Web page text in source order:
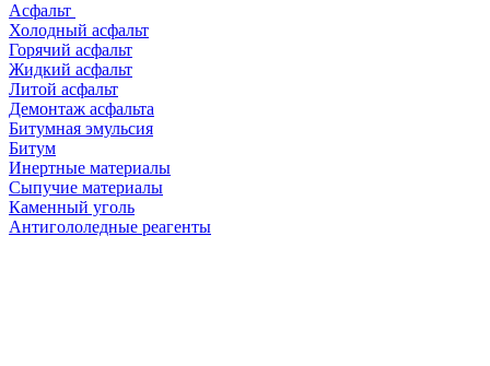
Асфальт
Холодный асфальт
Горячий асфальт
Жидкий асфальт
Литой асфальт
Демонтаж асфальта
Битумная эмульсия
Битум
Инертные материалы
Сыпучие материалы
Каменный уголь
Антигололедные реагенты